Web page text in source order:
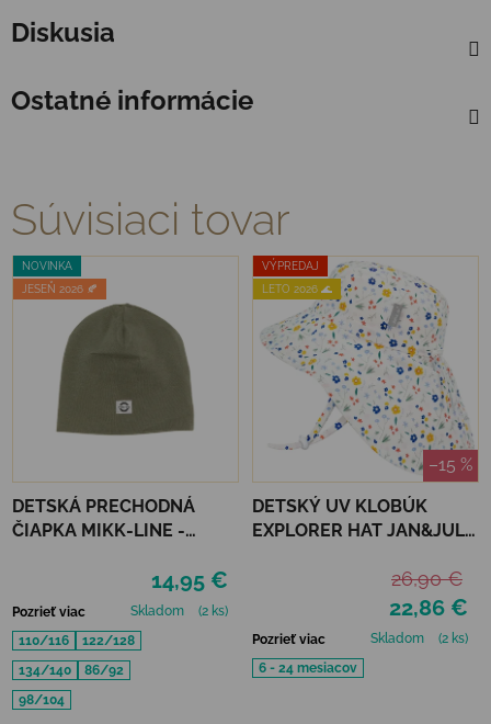
Diskusia
Ostatné informácie
Súvisiaci tovar
NOVINKA
JESEŇ 2026 🍂
DETSKÁ PRECHODNÁ
ČIAPKA MIKK-LINE -
14,95 €
Pozrieť viac Skladom
(2 ks)
110/116
122/128
134/140
86/92
98/104
VÝPREDAJ
LETO 2026 🌊
–15 %
DETSKÝ UV KLOBÚK
EXPLORER HAT JAN&JUL -
22,86 €
26,90 €
Pozrieť viac Skladom
(2 ks)
6 - 24 mesiacov